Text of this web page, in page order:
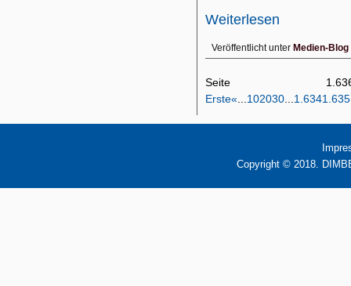
Weiterlesen
Veröffentlicht unter Medien-Blog
Seite
Erste« 102030 1.6341.635
Copyright © 2018.